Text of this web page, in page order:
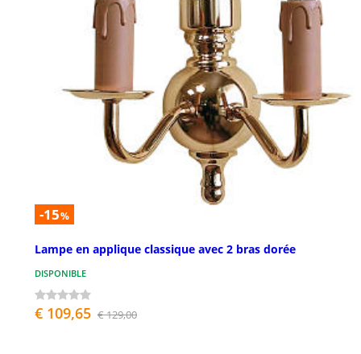
-15%
Lampe en applique classique avec 2 bras dorée
DISPONIBLE
€ 109,65 € 129,00